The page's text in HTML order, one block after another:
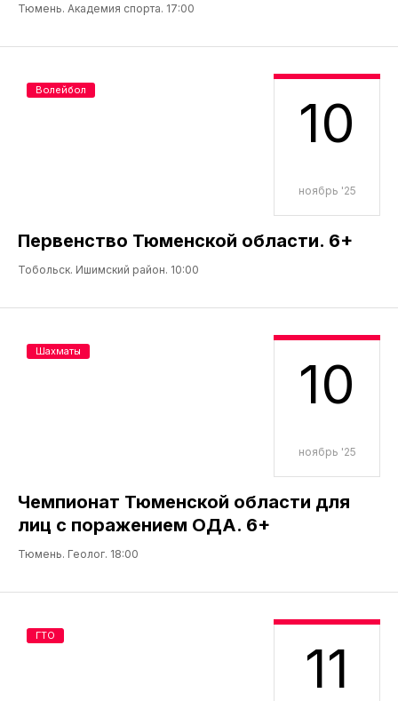
Тюмень. Академия спорта. 17:00
10
ноябрь '25
Первенство Тюменской области. 6+
Тобольск. Ишимский район. 10:00
Волейбол
10
ноябрь '25
Чемпионат Тюменской области для
лиц с поражением ОДА. 6+
Тюмень. Геолог. 18:00
Шахматы
11
ГТО